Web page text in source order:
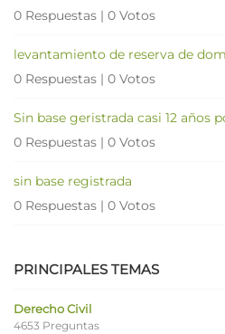
0 Respuestas | 0 Votos
levantamiento de reserva de
0 Respuestas | 0 Votos
Sin base geristrada casi 12 años
0 Respuestas | 0 Votos
sin base registrada
0 Respuestas | 0 Votos
PRINCIPALES TEMAS
Derecho Civil
4653 Preguntas